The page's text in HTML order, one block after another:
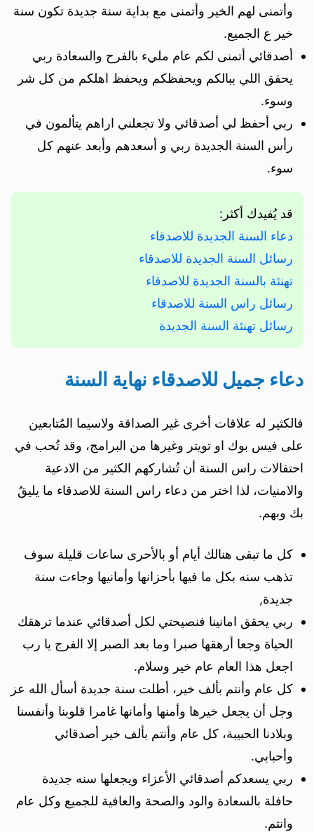
وأتمنى لهم الخير وأتمنى مع بداية سنة جديدة تكون سنة
خير ع الجميع.
أصدقائي أتمنى لكم عام مليء بالفرح والسعادة ربي
يحقق اللي ببالكم ويحفظكم ويحفظ اهلكم من كل شر
وسوء.
ربي أحفظ لي أصدقائي ولا تجعلني اراهم يتألمون في
رأس السنة الجديدة ربي و أسعدهم وأبعد عنهم كل
سوء.
قد يُفيدك أكثر:
دعاء السنة الجديدة للاصدقاء
رسائل السنة الجديدة للاصدقاء
تهنئة بالسنة الجديدة للاصدقاء
رسائل راس السنة للاصدقاء
رسائل تهنئة السنة الجديدة
دعاء جميل للاصدقاء نهاية السنة
فالكثير له علاقات أخرى غير الصداقة ولاسيما المُتابعين
على فيس بوك او تويتر وغيرها من البرامج، وقد تُحب في
احتفالات راس السنة أن تُشاركهم الكثير من الادعية
والامنيات، لذا اختر من دعاء راس السنة للاصدقاء ما يليقُ
بك وبهم.
كل ما تبقى هنالك أيام أو بالأحرى ساعات قليلة سوف
تذهب سنه بكل ما فيها بأحزانها وأمانيها وجاءت سنة
جديدة,
ربي يحقق امانينا فنصيحتي لكل أصدقائي عندما ترهقك
الحياة وجعا أرهقها صبرا وما بعد الصبر إلا الفرج يا رب
اجعل هذا العام عام خير وسلام.
كل عام وأنتم بألف خير، أطلت سنة جديدة أسأل الله عز
وجل أن يجعل خيرها وأمنها وأمانها غامرا قلوبنا وأنفسنا
وبلادنا الحبيبة، كل عام وأنتم بألف خير أصدقائي
وأحبابي.
ربي يسعدكم أصدقائي الأعزاء ويجعلها سنه جديدة
حافلة بالسعادة والود والصحة والعافية للجميع وكل عام
وانتم.